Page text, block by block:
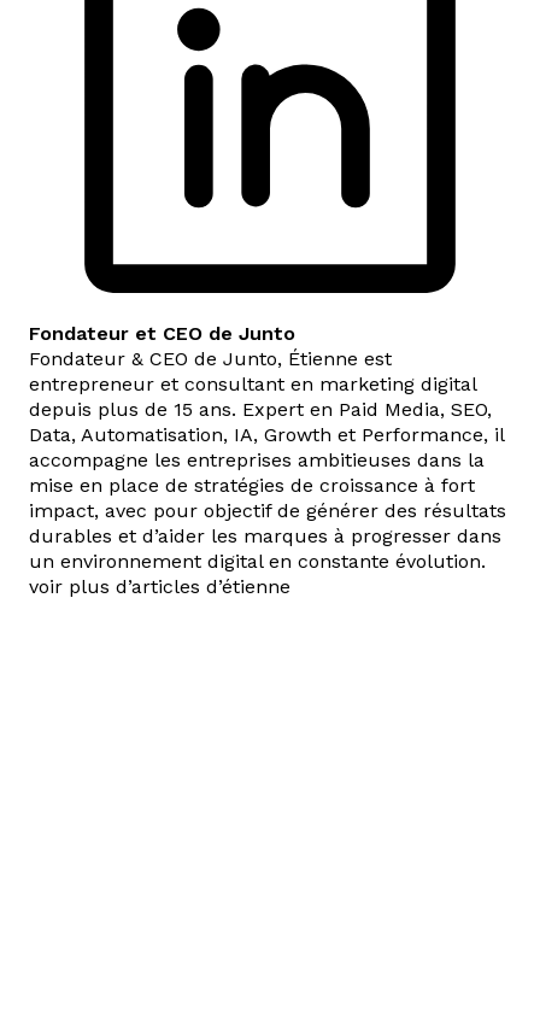
Fondateur et CEO de Junto
Fondateur & CEO de Junto, Étienne est
entrepreneur et consultant en marketing digital
depuis plus de 15 ans. Expert en Paid Media, SEO,
Data, Automatisation, IA, Growth et Performance, il
accompagne les entreprises ambitieuses dans la
mise en place de stratégies de croissance à fort
impact, avec pour objectif de générer des résultats
durables et d’aider les marques à progresser dans
un environnement digital en constante évolution.
voir plus d’articles d’étienne